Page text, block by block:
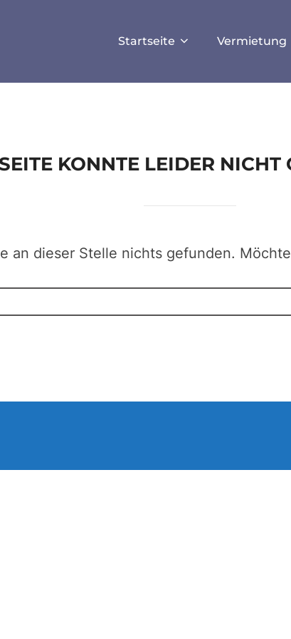
true);
Startseite Vermietung
KONNTE LEIDER
an dieser Stelle nichts gefunden.